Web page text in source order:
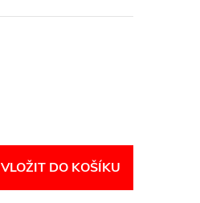
VLOŽIT DO KOŠÍKU